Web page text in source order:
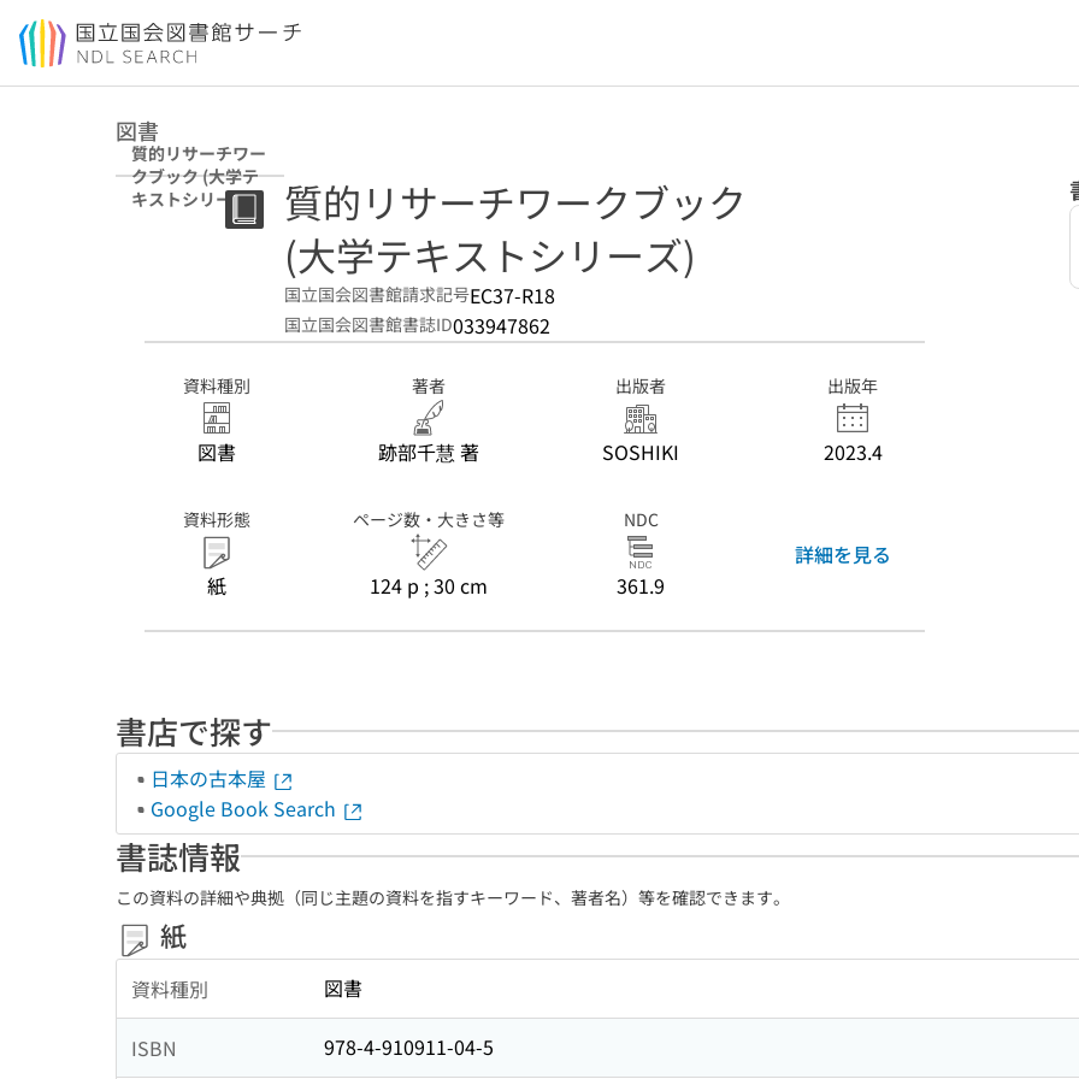
本文へ移動
図書
質的リサーチワー
クブック (大学テ
キストシリーズ)
質的リサーチワークブック
(大学テキストシリーズ)
国立国会図書館請求記号EC37-R18
国立国会図書館書誌ID033947862
資料種別
図書
著者
跡部千慧 著
出版者
SOSHIKI
出版年
2023.4
資料形態
紙
ページ数・大きさ等
124 p ; 30 cm
NDC
361.9
詳細を見る
書店で探す
日本の古本屋
Google Book Search
書誌情報
この資料の詳細や典拠（同じ主題の資料を指すキーワード、著者名）等を確認できます。
紙
資料種別 図書
ISBN 978-4-910911-04-5